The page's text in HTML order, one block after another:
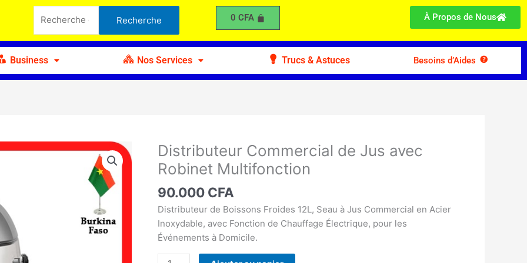
pour :
Recherche 0 CFA À Propos de Nous
Business Nos Services Trucs & Astuces Besoins d’Aides
Distributeur Commercial de Jus avec
Robinet Multifonction
90.000 CFA
Distributeur de Boissons Froides 12L, Seau à Jus Commercial en Acier
Inoxydable, avec Fonction de Chauffage Électrique, pour les
Événements à Domicile.
quantité
de
Distributeur
Commercial
de
Jus
avec
Multifonction
avec
Robinet